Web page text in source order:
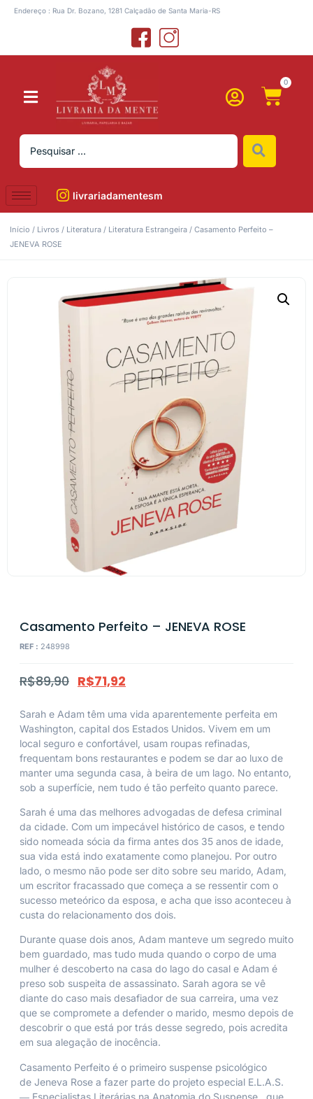
Endereço : Rua Dr. Bozano, 1281 Calçadão de Santa Maria-RS
0
livrariadamentesm
Início / Livros / Literatura / Literatura Estrangeira / Casamento Perfeito –
JENEVA ROSE
Casamento Perfeito – JENEVA ROSE
REF : 248998
R$89,90 R$71,92
Sarah e Adam têm uma vida aparentemente perfeita em
Washington, capital dos Estados Unidos. Vivem em um
local seguro e confortável, usam roupas refinadas,
frequentam bons restaurantes e podem se dar ao luxo de
manter uma segunda casa, à beira de um lago. No entanto,
sob a superfície, nem tudo é tão perfeito quanto parece.
Sarah é uma das melhores advogadas de defesa criminal
da cidade. Com um impecável histórico de casos, e tendo
sido nomeada sócia da firma antes dos 35 anos de idade,
sua vida está indo exatamente como planejou. Por outro
lado, o mesmo não pode ser dito sobre seu marido, Adam,
um escritor fracassado que começa a se ressentir com o
sucesso meteórico da esposa, e acha que isso aconteceu à
custa do relacionamento dos dois.
Durante quase dois anos, Adam manteve um segredo muito
bem guardado, mas tudo muda quando o corpo de uma
mulher é descoberto na casa do lago do casal e Adam é
preso sob suspeita de assassinato. Sarah agora se vê
diante do caso mais desafiador de sua carreira, uma vez
que se compromete a defender o marido, mesmo depois de
descobrir o que está por trás desse segredo, pois acredita
em sua alegação de inocência.
Casamento Perfeito é o primeiro suspense psicológico
de Jeneva Rose a fazer parte do projeto especial E.L.A.S.
― Especialistas Literárias na Anatomia do Suspense , que